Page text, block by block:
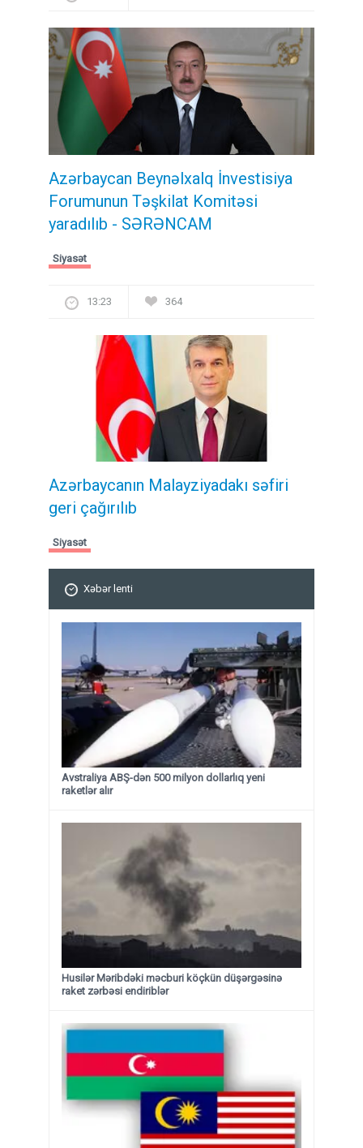
Azərbaycan Beynəlxalq İnvestisiya
Forumunun Təşkilat Komitəsi
yaradılıb - SƏRƏNCAM
Siyasət
13:23 364
Azərbaycanın Malayziyadakı səfiri
geri çağırılıb
Siyasət
Xəbər lenti
Avstraliya ABŞ-dən 500 milyon dollarlıq yeni
raketlər alır
Husilər Məribdəki məcburi köçkün düşərgəsinə
raket zərbəsi endiriblər